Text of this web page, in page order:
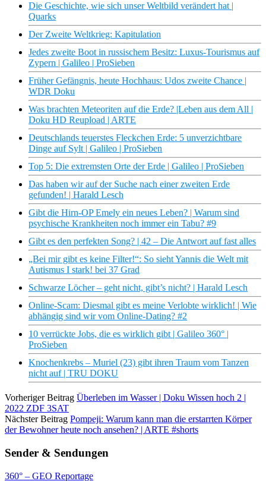
Die Geschichte, wie sich unser Weltbild verändert hat |
Quarks
Der Zweite Weltkrieg: Kapitulation
Jedes zweite Boot in russischem Besitz: Luxus-Tourismus auf
Zypern | Galileo | ProSieben
Früher Gefängnis, heute Hochhaus: Udos zweite Chance |
WDR Doku
Was brachten Meteoriten auf die Erde? |Leben aus dem All |
Doku HD Reupload | ARTE
Deutschlands teuerstes Fleckchen Erde: 5 unverzichtbare
Dinge auf Sylt | Galileo | ProSieben
Top 5: Die extremsten Orte der Erde | Galileo | ProSieben
Das haben wir auf der Suche nach einer zweiten Erde
gefunden! | Harald Lesch
Gibt die Hirn-OP Emely ein neues Leben? | Warum sind
psychische Krankheiten noch immer ein Tabu? #9
Gibt es den perfekten Song? | 42 – Die Antwort auf fast alles
„Bei mir gibt es keine Filter!“: So sieht Yannis die Welt mit
Autismus I stark! bei 37 Grad
Schwarze Löcher – geht nicht, gibt’s nicht? | Harald Lesch
Online-Scam: Diesmal gibt es meine Verlobte wirklich! | Wie
abhängig sind wir vom Online-Dating? #2
10 verrückte Jobs, die es wirklich gibt | Galileo 360° |
ProSieben
Knochenkrebs – Muriel (23) gibt ihren Traum vom Tanzen
nicht auf | TRU DOKU
Vorheriger Beitrag Überleben im Wasser | Doku Wissen hoch 2 |
2022 ZDF 3SAT
Nächster Beitrag Pompeji: Warum kann man die erstarrten Körper
der Bewohner heute noch ansehen? | ARTE #shorts
Sender & Sendungen
360° – GEO Reportage